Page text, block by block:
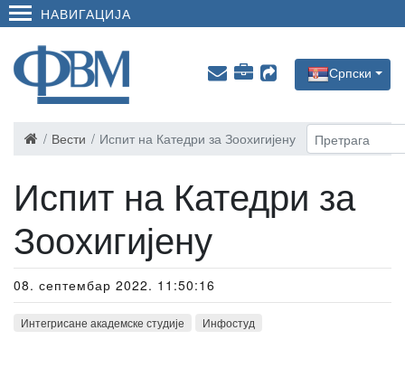
НАВИГАЦИЈА
Српски
Вести Испит на Катедри за Зоохигијену
Испит на Катедри за
Зоохигијену
08. септембар 2022. 11:50:16
Интегрисане академске студије Инфостуд